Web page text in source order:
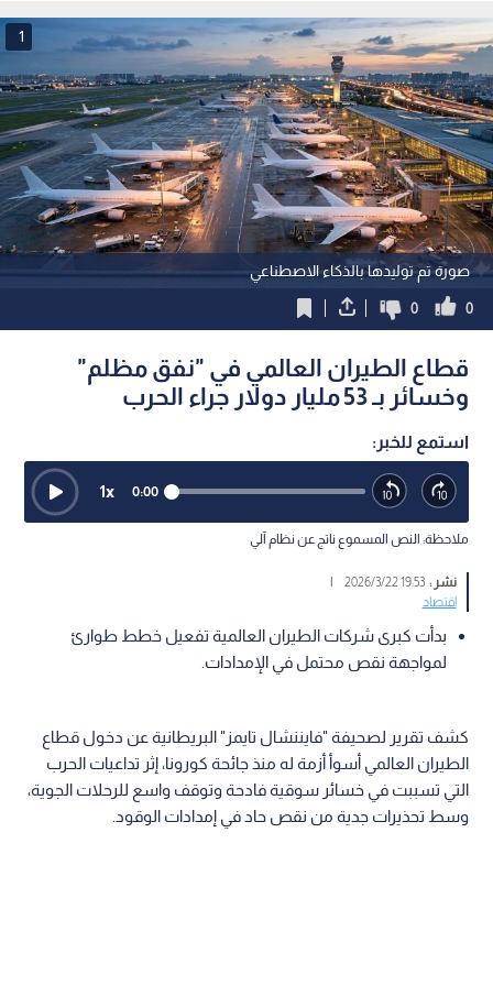
أيام -فيديو
صورة تم توليدها بالذكاء الاصطناعي
1
0
0
قطاع الطيران العالمي في "نفق مظلم"
وخسائر بـ 53 مليار دولار جراء الحرب
استمع للخبر:
0:00
1x
ملاحظة: النص المسموع ناتج عن نظام آلي
نشر :19:53 2026/3/22
|
اقتصاد
بدأت كبرى شركات الطيران العالمية تفعيل خطط طوارئ
لمواجهة نقص محتمل في الإمدادات.
كشف تقرير لصحيفة "فايننشال تايمز" البريطانية عن دخول قطاع
الطيران العالمي أسوأ أزمة له منذ جائحة كورونا، إثر تداعيات الحرب
التي تسببت في خسائر سوقية فادحة وتوقف واسع للرحلات الجوية،
وسط تحذيرات جدية من نقص حاد في إمدادات الوقود.